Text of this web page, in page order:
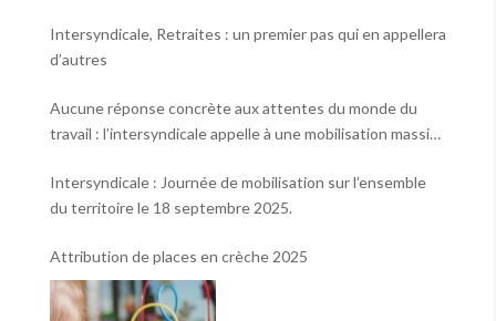
Intersyndicale, Retraites : un premier pas qui en appellera
d’autres
Aucune réponse concrète aux attentes du monde du
travail : l’intersyndicale appelle à une mobilisation massive
Intersyndicale : Journée de mobilisation sur l’ensemble
du territoire le 18 septembre 2025.
Attribution de places en crèche 2025